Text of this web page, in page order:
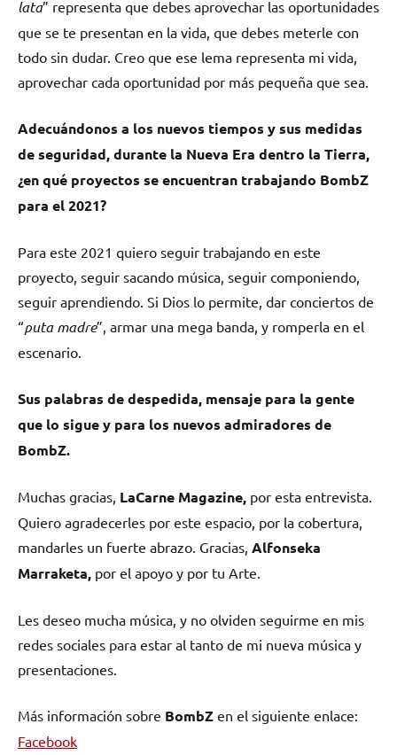
lata” representa que debes aprovechar las oportunidades
que se te presentan en la vida, que debes meterle con
todo sin dudar. Creo que ese lema representa mi vida,
aprovechar cada oportunidad por más pequeña que sea.
Adecuándonos a los nuevos tiempos y sus medidas
de seguridad, durante la Nueva Era dentro la Tierra,
¿en qué proyectos se encuentran trabajando BombZ
para el 2021?
Para este 2021 quiero seguir trabajando en este
proyecto, seguir sacando música, seguir componiendo,
seguir aprendiendo. Si Dios lo permite, dar conciertos de
“puta madre”, armar una mega banda, y romperla en el
escenario.
Sus palabras de despedida, mensaje para la gente
que lo sigue y para los nuevos admiradores de
BombZ.
Muchas gracias, LaCarne Magazine, por esta entrevista.
Quiero agradecerles por este espacio, por la cobertura,
mandarles un fuerte abrazo. Gracias, Alfonseka
Marraketa, por el apoyo y por tu Arte.
Les deseo mucha música, y no olviden seguirme en mis
redes sociales para estar al tanto de mi nueva música y
presentaciones.
Más información sobre BombZ en el siguiente enlace:
Facebook